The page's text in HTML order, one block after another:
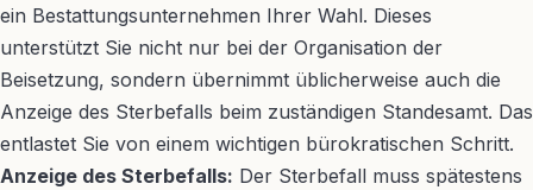
ein Bestattungsunternehmen Ihrer Wahl. Dieses
unterstützt Sie nicht nur bei der Organisation der
Beisetzung, sondern übernimmt üblicherweise auch die
Anzeige des Sterbefalls beim zuständigen Standesamt. Das
entlastet Sie von einem wichtigen bürokratischen Schritt.
Anzeige des Sterbefalls: Der Sterbefall muss spätestens